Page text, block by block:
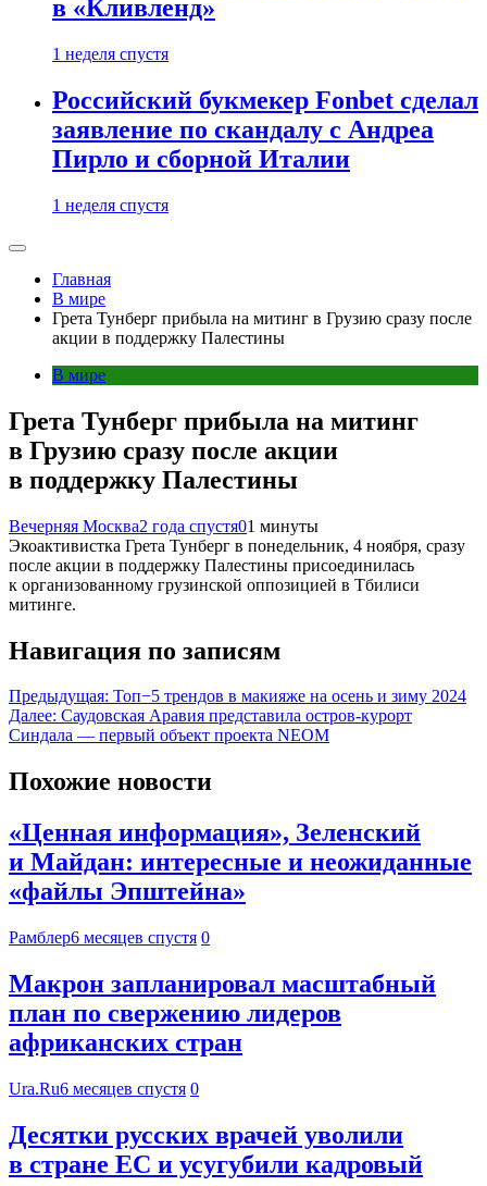
в «Кливленд»
1 неделя спустя
Российский букмекер Fonbet сделал
заявление по скандалу с Андреа
Пирло и сборной Италии
1 неделя спустя
Главная
В мире
Грета Тунберг прибыла на митинг в Грузию сразу после
акции в поддержку Палестины
В мире
Грета Тунберг прибыла на митинг
в Грузию сразу после акции
в поддержку Палестины
Вечерняя Москва2 года спустя01 минуты
Экоактивистка Грета Тунберг в понедельник, 4 ноября, сразу
после акции в поддержку Палестины присоединилась
к организованному грузинской оппозицией в Тбилиси
митинге.
Навигация по записям
Предыдущая: Топ−5 трендов в макияже на осень и зиму 2024
Далее: Саудовская Аравия представила остров-курорт
Синдала — первый объект проекта NEOM
Похожие новости
«Ценная информация», Зеленский
и Майдан: интересные и неожиданные
«файлы Эпштейна»
Рамблер6 месяцев спустя 0
Макрон запланировал масштабный
план по свержению лидеров
африканских стран
Ura.Ru6 месяцев спустя 0
Десятки русских врачей уволили
в стране ЕС и усугубили кадровый